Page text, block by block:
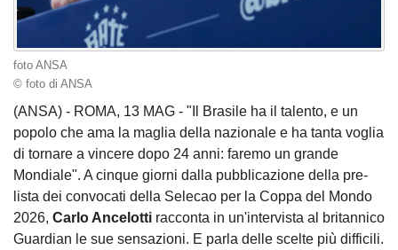
foto ANSA
© foto di ANSA
(ANSA) - ROMA, 13 MAG - "Il Brasile ha il talento, e un
popolo che ama la maglia della nazionale e ha tanta voglia
di tornare a vincere dopo 24 anni: faremo un grande
Mondiale". A cinque giorni dalla pubblicazione della pre-
lista dei convocati della Selecao per la Coppa del Mondo
2026, Carlo Ancelotti racconta in un'intervista al britannico
Guardian le sue sensazioni. E parla delle scelte più difficili.